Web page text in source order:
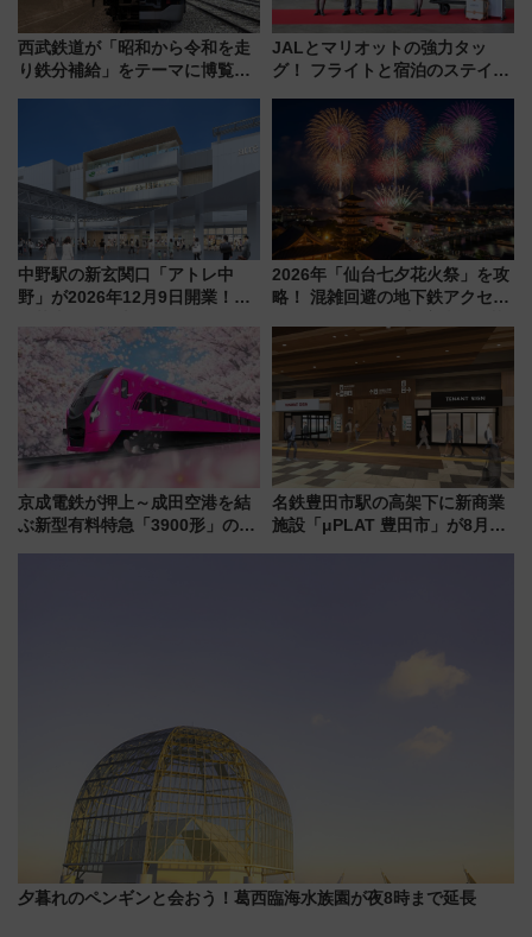
西武鉄道が「昭和から令和を走
り鉄分補給」をテーマに博覧会
14日から 新車両「トキイロ」体
験ブースも アクセスや申込方法
を解説
JALとマリオットの強力タッ
グ！ フライトと宿泊のステイタ
上級会員資格を効率よく獲得す
る方法を解説
中野駅の新玄関口「アトレ中
野」が2026年12月9日開業！新
注目スポット
2026年「仙台七夕花火祭」を攻
略！ 混雑回避の地下鉄アクセス
火前に楽しむ仙台観光ルートま
で解説！
京成電鉄が押上～成田空港を結
ぶ新型有料特急「3900形」のコ
名鉄豊田市駅の高架下に新商業
施設「μPLAT 豊田市」が8月26
夕暮れのペンギンと会おう！葛西臨海水族園が夜8時まで延長